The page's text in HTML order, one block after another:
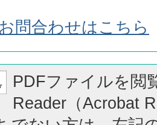
問合わせはこちら
PDFファイルを閲
Reader（Acrobat